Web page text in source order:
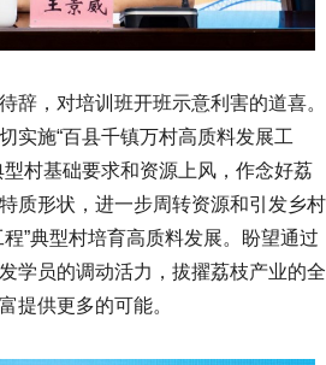
辞，对培训班开班示意利害的道喜。
实施“百县千镇万村高质料发展工
村基础要求和资源上风，作念好荔
质形状，进一步周转资源和引发乡村
”典型村培育高质料发展。盼望通过
学员的调动活力，拔擢荔枝产业的全
提供更多的可能。